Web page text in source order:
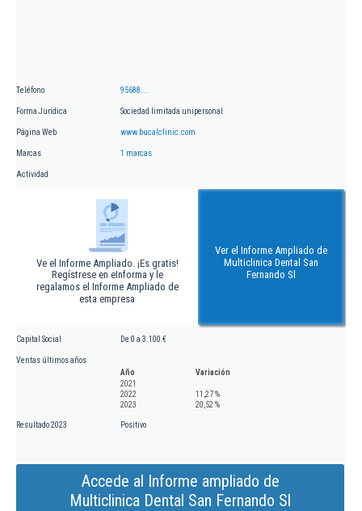
Teléfono 95688...
Forma Jurídica Sociedad limitada unipersonal
Página Web www.bucalclinic.com
Marcas 1 marcas
Actividad
Ve el Informe Ampliado. ¡Es gratis!
Regístrese en eInforma y le
regalamos el Informe Ampliado de
esta empresa
Ver el Informe Ampliado de
Multiclinica Dental San
Fernando Sl
Capital Social De 0 a 3.100 €
Ventas últimos años
Año
Variación
2021
2022
11,27 %
2023
20,52 %
Resultado 2023 Positivo
Accede al Informe ampliado de
Multiclinica Dental San Fernando Sl